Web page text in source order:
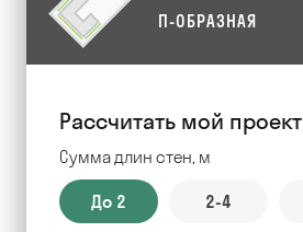
П-ОБРАЗНАЯ
Рассчитать мой проект
Сумма длин стен, м
До 2 2-4